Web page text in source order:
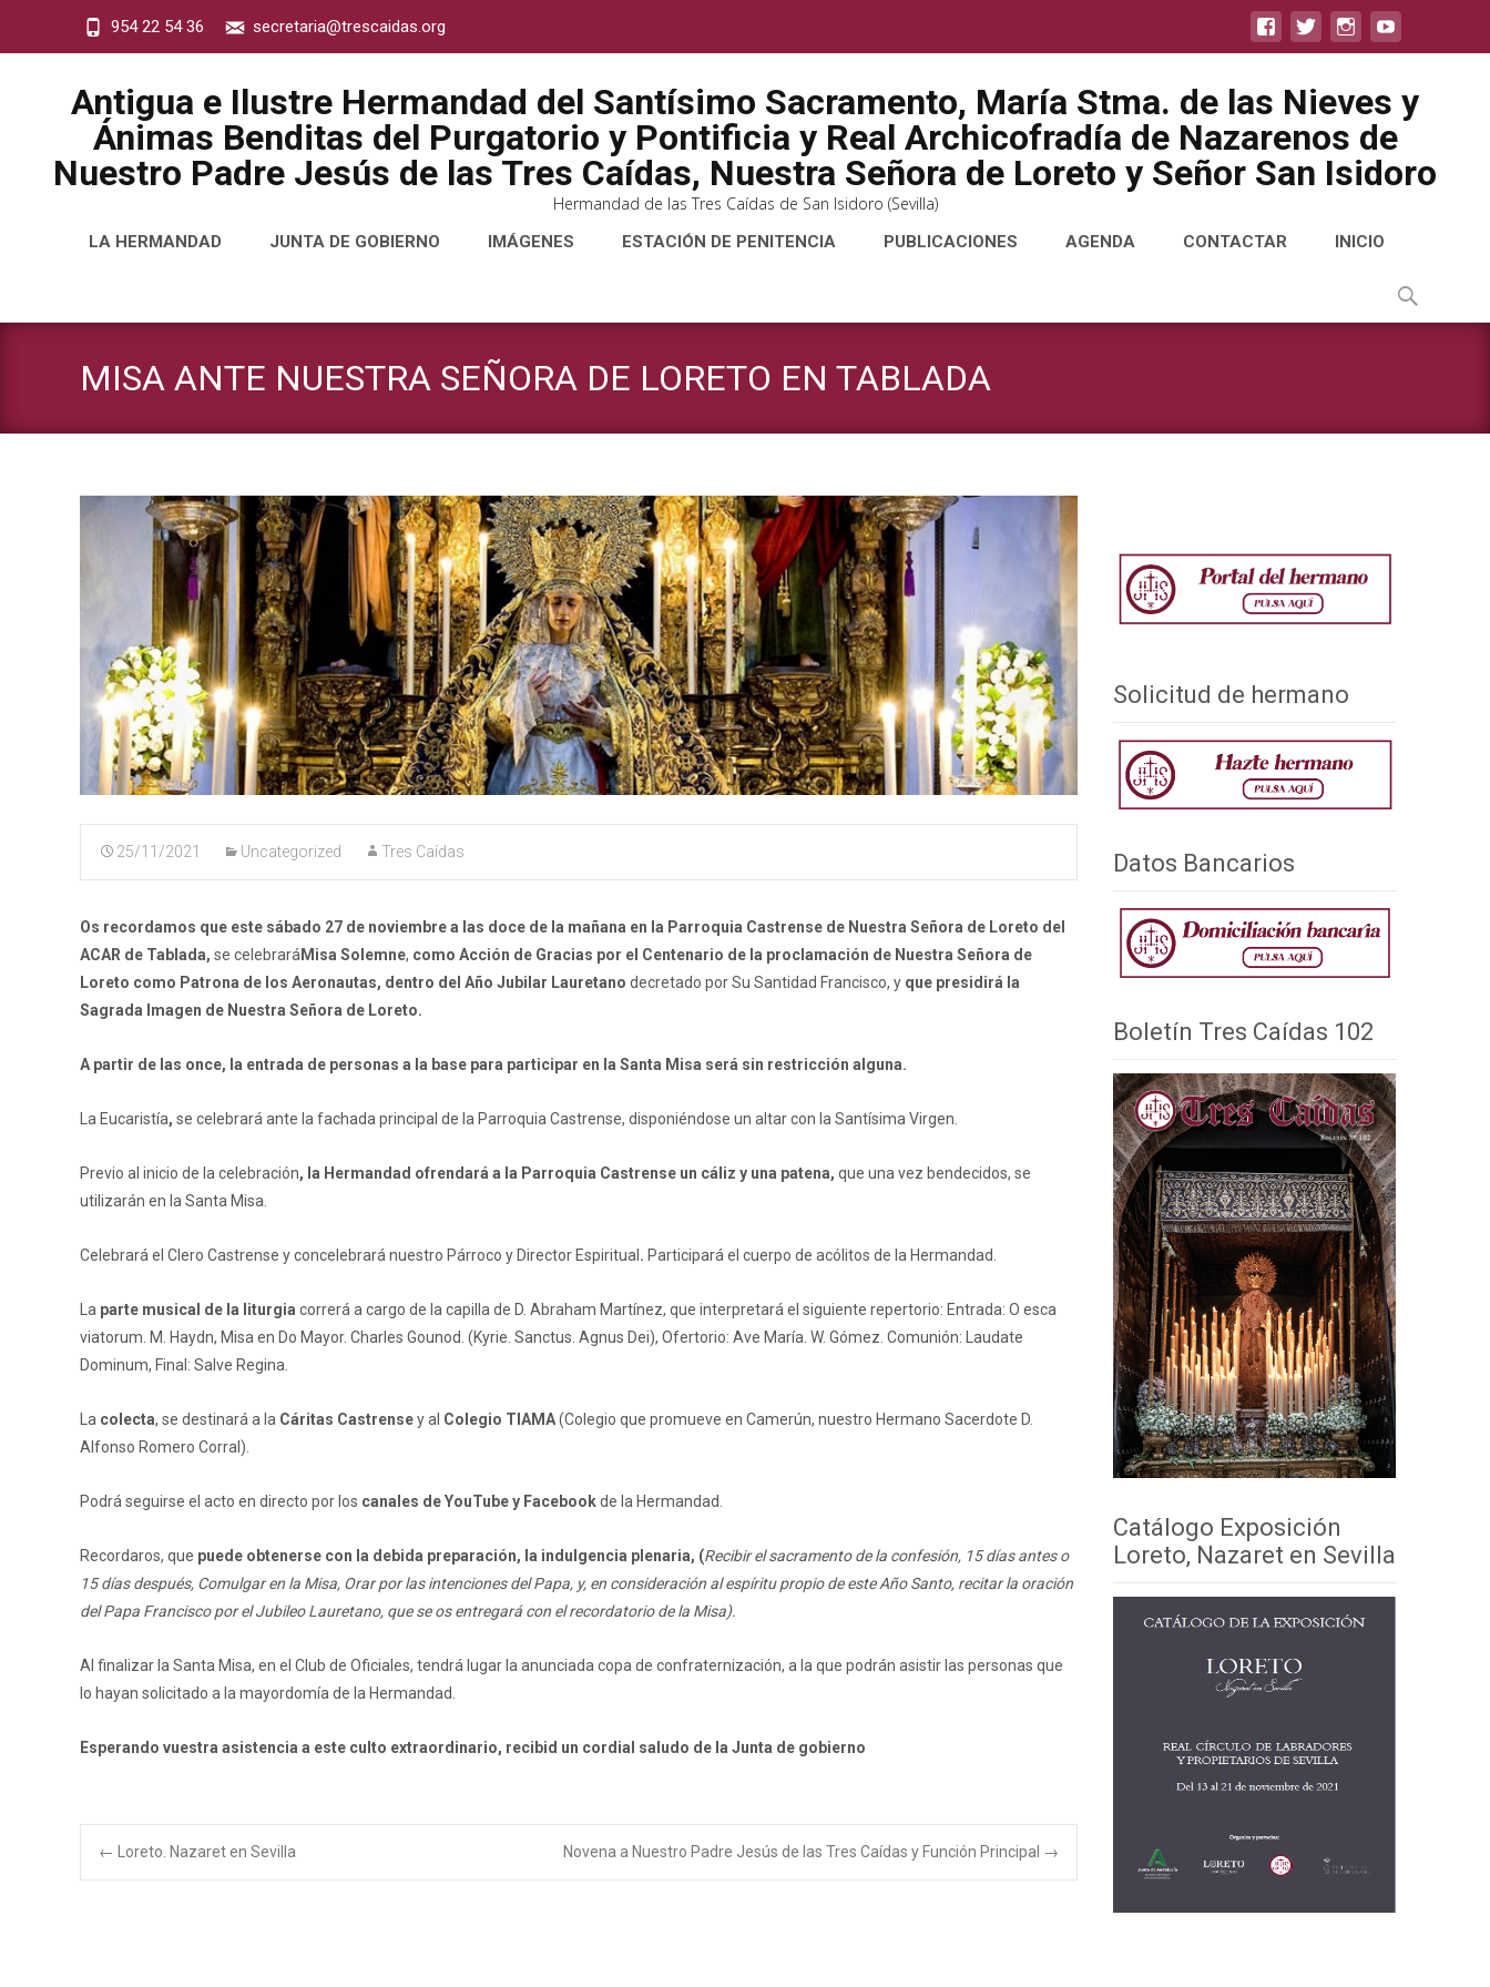
954 22 54 36 secretaria@trescaidas.org
Antigua e Ilustre Hermandad del Santísimo Sacramento, María Stma. de las Nieves y
Ánimas Benditas del Purgatorio y Pontificia y Real Archicofradía de Nazarenos de
Nuestro Padre Jesús de las Tres Caídas, Nuestra Señora de Loreto y Señor San Isidoro
Hermandad de las Tres Caídas de San Isidoro (Sevilla)
LA HERMANDAD JUNTA DE GOBIERNO IMÁGENES ESTACIÓN DE PENITENCIA PUBLICACIONES AGENDA CONTACTAR INICIO
Buscar
MISA ANTE NUESTRA SEÑORA DE LORETO EN TABLADA
25/11/2021 Uncategorized Tres Caídas
Os recordamos que este sábado 27 de noviembre a las doce de la mañana en la Parroquia Castrense de Nuestra Señora de Loreto del
ACAR de Tablada, se celebrará Misa Solemne, como Acción de Gracias por el Centenario de la proclamación de Nuestra Señora de
Loreto como Patrona de los Aeronautas, dentro del Año Jubilar Lauretano decretado por Su Santidad Francisco, y que presidirá la
Sagrada Imagen de Nuestra Señora de Loreto.
A partir de las once, la entrada de personas a la base para participar en la Santa Misa será sin restricción alguna.
La Eucaristía, se celebrará ante la fachada principal de la Parroquia Castrense, disponiéndose un altar con la Santísima Virgen.
Previo al inicio de la celebración, la Hermandad ofrendará a la Parroquia Castrense un cáliz y una patena, que una vez bendecidos, se
utilizarán en la Santa Misa.
Celebrará el Clero Castrense y concelebrará nuestro Párroco y Director Espiritual . Participará el cuerpo de acólitos de la Hermandad.
La parte musical de la liturgia correrá a cargo de la capilla de D. Abraham Martínez, que interpretará el siguiente repertorio: Entrada: O esca
viatorum. M. Haydn, Misa en Do Mayor. Charles Gounod. (Kyrie. Sanctus. Agnus Dei), Ofertorio: Ave María. W. Gómez. Comunión: Laudate
Dominum, Final: Salve Regina.
La colecta, se destinará a la Cáritas Castrensey al Colegio TIAMA(Colegio que promueve en Camerún, nuestro Hermano Sacerdote D.
Alfonso Romero Corral).
Podrá seguirse el acto en directo por los canales de YouTube y Facebookde la Hermandad.
Recordaros, que puede obtenerse con la debida preparación, la indulgencia plenaria, (Recibir el sacramento de la confesión, 15 días antes o
15 días después, Comulgar en la Misa, Orar por las intenciones del Papa, y, en consideración al espíritu propio de este Año Santo, recitar la oración
del Papa Francisco por el Jubileo Lauretano, que se os entregará con el recordatorio de la Misa).
Al finalizar la Santa Misa, en el Club de Oficiales, tendrá lugar la anunciada copa de confraternización, a la que podrán asistir las personas que
lo hayan solicitado a la mayordomía de la Hermandad.
Esperando vuestra asistencia a este culto extraordinario, recibid un cordial saludo de la Junta de gobierno
Navegación
← Loreto. Nazaret en Sevilla Novena a Nuestro Padre Jesús de las Tres Caídas y Función Principal →
Solicitud de hermano
Datos Bancarios
Boletín Tres Caídas 102
Catálogo Exposición
Loreto, Nazaret en Sevilla